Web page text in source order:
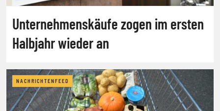
Unternehmenskäufe zogen im ersten
Halbjahr wieder an
NACHRICHTENFEED